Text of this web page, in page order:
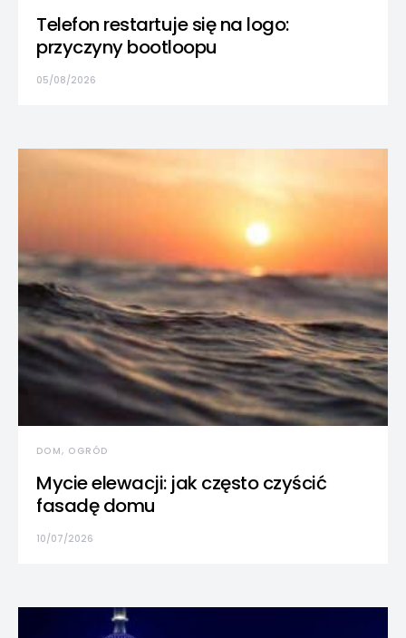
Telefon restartuje się na logo:
przyczyny bootloopu
05/08/2026
DOM, OGRÓD
Mycie elewacji: jak często czyścić
fasadę domu
10/07/2026